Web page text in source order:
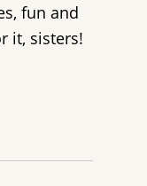
fun and
it, sisters!